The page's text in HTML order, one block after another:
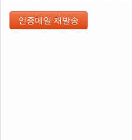
Portfolio